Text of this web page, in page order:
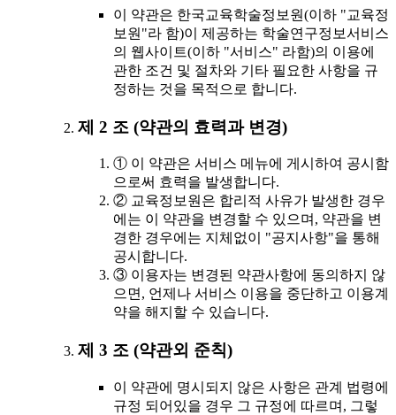
이 약관은 한국교육학술정보원(이하 "교육정
보원"라 함)이 제공하는 학술연구정보서비스
의 웹사이트(이하 "서비스" 라함)의 이용에
관한 조건 및 절차와 기타 필요한 사항을 규
정하는 것을 목적으로 합니다.
제 2 조 (약관의 효력과 변경)
① 이 약관은 서비스 메뉴에 게시하여 공시함
으로써 효력을 발생합니다.
② 교육정보원은 합리적 사유가 발생한 경우
에는 이 약관을 변경할 수 있으며, 약관을 변
경한 경우에는 지체없이 "공지사항"을 통해
공시합니다.
③ 이용자는 변경된 약관사항에 동의하지 않
으면, 언제나 서비스 이용을 중단하고 이용계
약을 해지할 수 있습니다.
제 3 조 (약관외 준칙)
이 약관에 명시되지 않은 사항은 관계 법령에
규정 되어있을 경우 그 규정에 따르며, 그렇